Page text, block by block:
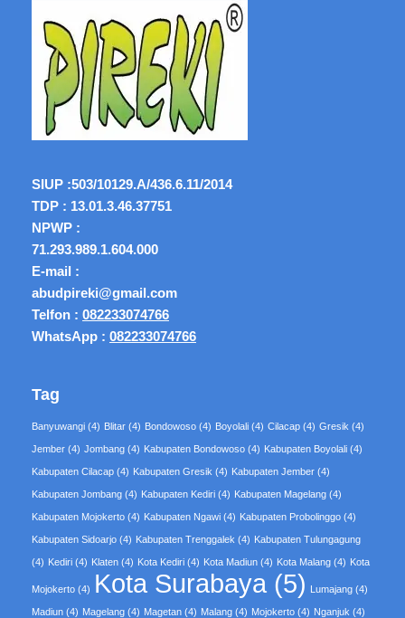
SIUP :503/10129.A/436.6.11/2014
TDP : 13.01.3.46.37751
NPWP :
71.293.989.1.604.000
E-mail :
abudpireki@gmail.com
Telfon : 082233074766
WhatsApp : 082233074766
Tag
Banyuwangi (4) Blitar (4) Bondowoso (4) Boyolali (4) Cilacap (4) Gresik (4)
Jember (4) Jombang (4) Kabupaten Bondowoso (4) Kabupaten Boyolali (4)
Kabupaten Cilacap (4) Kabupaten Gresik (4) Kabupaten Jember (4)
Kabupaten Jombang (4) Kabupaten Kediri (4) Kabupaten Magelang (4)
Kabupaten Mojokerto (4) Kabupaten Ngawi (4) Kabupaten Probolinggo (4)
Kabupaten Sidoarjo (4) Kabupaten Trenggalek (4) Kabupaten Tulungagung
(4) Kediri (4) Klaten (4) Kota Kediri (4) Kota Madiun (4) Kota Malang (4) Kota
Mojokerto (4) Kota Surabaya (5) Lumajang (4)
Madiun (4) Magelang (4) Magetan (4) Malang (4) Mojokerto (4) Nganjuk (4)